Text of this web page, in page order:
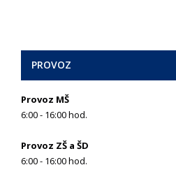
PROVOZ
Provoz MŠ
6:00 - 16:00 hod.
Provoz ZŠ a ŠD
6:00 - 16:00 hod.